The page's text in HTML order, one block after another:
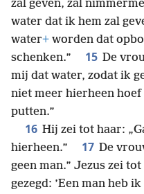
zal geven, zal
water dat ik hem zal
water+ worden dat
schenken.”
15 De
mij dat water, zodat ik
niet meer hierheen
putten.”
16 Hij zei tot haar:
hierheen.”
17 De
geen man.” Jezus zei
gezegd: ’Een man heb